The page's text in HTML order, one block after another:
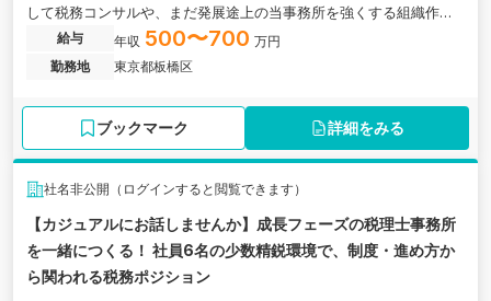
して税務コンサルや、まだ発展途上の当事務所を強くする組織作り
もお任せします。圧倒的な裁量で、指名される専門家へ。共に事務
所の未来を創りましょう！
給与 年収 500〜700 万円
勤務地
東京都板橋区
ブックマーク 詳細をみる
社名非公開（ログインすると閲覧できます）
【カジュアルにお話しませんか】成長フェーズの税理士事務所
を一緒につくる！ 社員6名の少数精鋭環境で、制度・進め方か
ら関われる税務ポジション